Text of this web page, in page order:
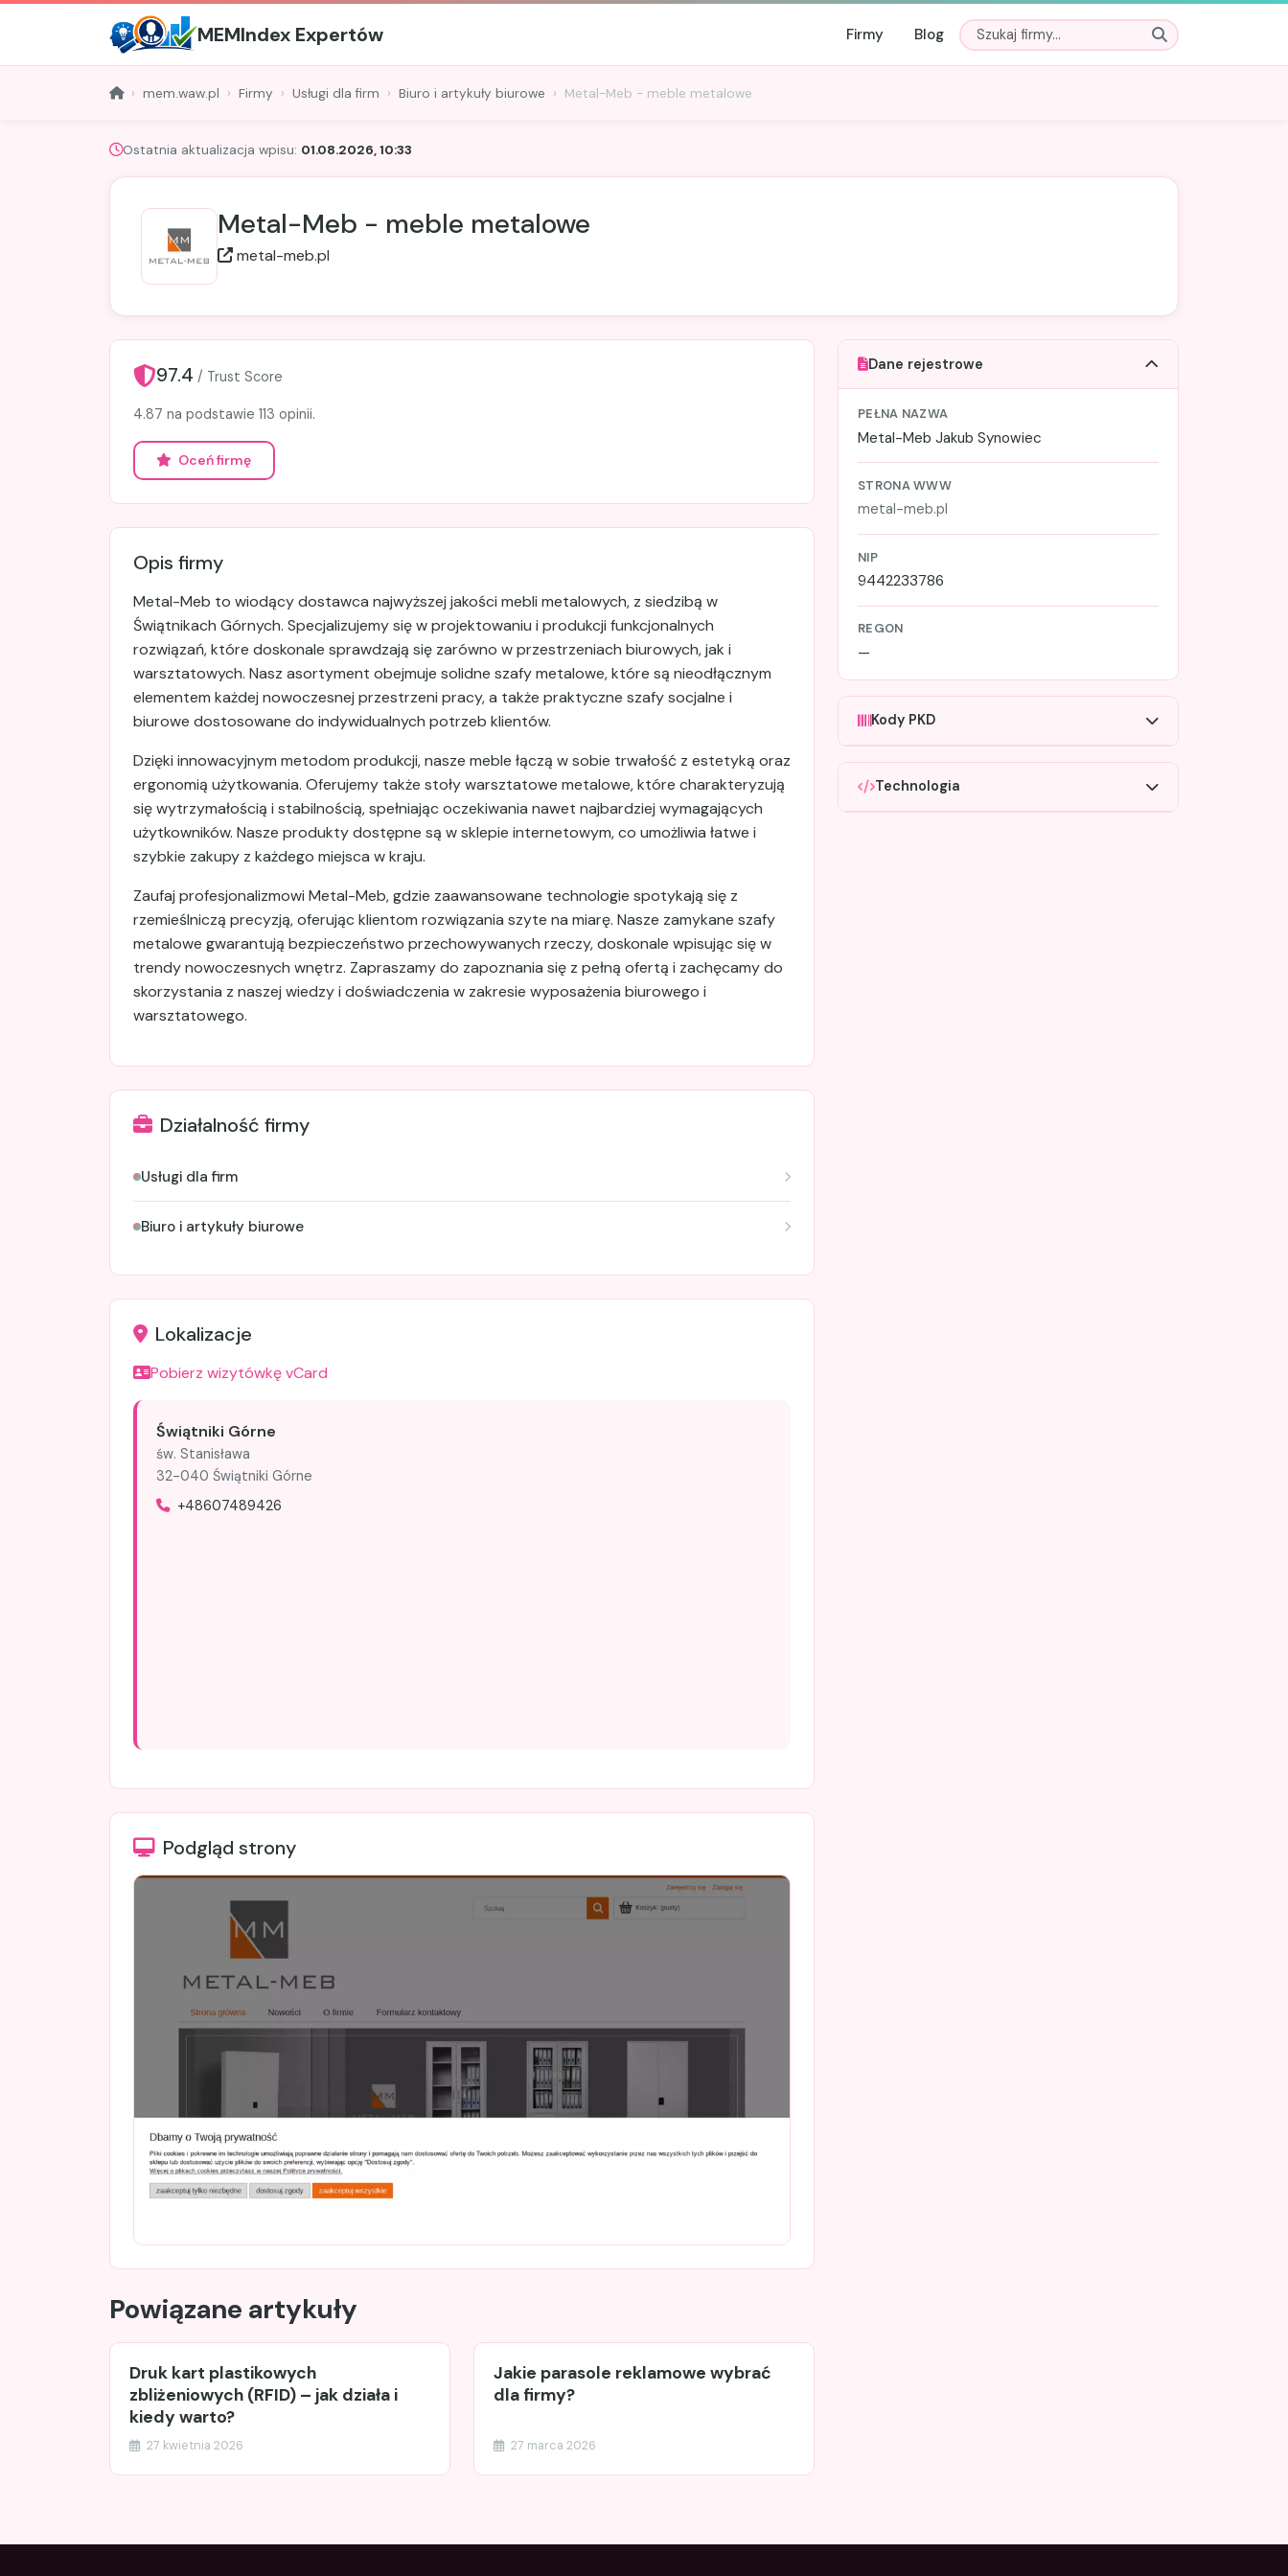
MEMIndex Expertów Firmy Blog
mem.waw.pl Firmy Usługi dla firm Biuro i artykuły biurowe Metal-Meb - meble metalowe
Ostatnia aktualizacja wpisu: 01.08.2026, 10:33
Metal-Meb - meble metalowe
metal-meb.pl
Dane rejestrowe
PEŁNA NAZWA
Metal-Meb Jakub Synowiec
STRONA WWW
metal-meb.pl
NIP
9442233786
REGON
—
Kody PKD
Technologia
97.4 / Trust Score
4.87 na podstawie 113 opinii.
Oceń firmę
Opis firmy
Metal-Meb to wiodący dostawca najwyższej jakości mebli metalowych, z siedzibą w
Świątnikach Górnych. Specjalizujemy się w projektowaniu i produkcji funkcjonalnych
rozwiązań, które doskonale sprawdzają się zarówno w przestrzeniach biurowych, jak i
warsztatowych. Nasz asortyment obejmuje solidne szafy metalowe, które są nieodłącznym
elementem każdej nowoczesnej przestrzeni pracy, a także praktyczne szafy socjalne i
biurowe dostosowane do indywidualnych potrzeb klientów.
Dzięki innowacyjnym metodom produkcji, nasze meble łączą w sobie trwałość z estetyką oraz
ergonomią użytkowania. Oferujemy także stoły warsztatowe metalowe, które charakteryzują
się wytrzymałością i stabilnością, spełniając oczekiwania nawet najbardziej wymagających
użytkowników. Nasze produkty dostępne są w sklepie internetowym, co umożliwia łatwe i
szybkie zakupy z każdego miejsca w kraju.
Zaufaj profesjonalizmowi Metal-Meb, gdzie zaawansowane technologie spotykają się z
rzemieślniczą precyzją, oferując klientom rozwiązania szyte na miarę. Nasze zamykane szafy
metalowe gwarantują bezpieczeństwo przechowywanych rzeczy, doskonale wpisując się w
trendy nowoczesnych wnętrz. Zapraszamy do zapoznania się z pełną ofertą i zachęcamy do
skorzystania z naszej wiedzy i doświadczenia w zakresie wyposażenia biurowego i
warsztatowego.
Działalność firmy
Usługi dla firm
Biuro i artykuły biurowe
Lokalizacje
Pobierz wizytówkę vCard
Świątniki Górne
św. Stanisława
32-040 Świątniki Górne
+48607489426
Podgląd strony
Powiązane artykuły
Druk kart plastikowych
zbliżeniowych (RFID) – jak działa i
kiedy warto?
27 kwietnia 2026
Jakie parasole reklamowe wybrać
dla firmy?
27 marca 2026